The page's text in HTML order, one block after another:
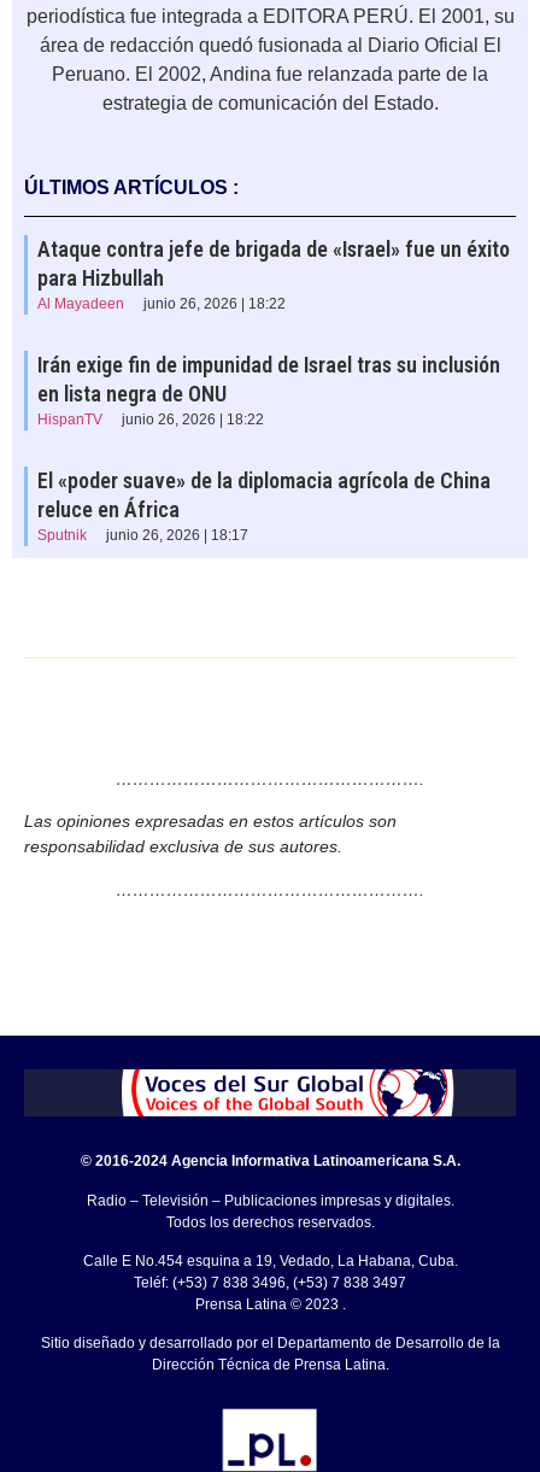
periodística fue integrada a EDITORA PERÚ. El 2001, su
área de redacción quedó fusionada al Diario Oficial El
Peruano. El 2002, Andina fue relanzada parte de la
estrategia de comunicación del Estado.
ÚLTIMOS ARTÍCULOS :
Ataque contra jefe de brigada de «Israel» fue un éxito
para Hizbullah
Al Mayadeen junio 26, 2026 | 18:22
Irán exige fin de impunidad de Israel tras su inclusión
en lista negra de ONU
HispanTV junio 26, 2026 | 18:22
El «poder suave» de la diplomacia agrícola de China
reluce en África
Sputnik junio 26, 2026 | 18:17
……………………………………………….
Las opiniones expresadas en estos artículos son
responsabilidad exclusiva de sus autores.
……………………………………………….
© 2016-2024 Agencia Informativa Latinoamericana S.A.
Radio – Televisión – Publicaciones impresas y digitales.
Todos los derechos reservados.
Calle E No.454 esquina a 19, Vedado, La Habana, Cuba.
Teléf: (+53) 7 838 3496, (+53) 7 838 3497
Prensa Latina © 2023 .
Sitio diseñado y desarrollado por el Departamento de Desarrollo de la
Dirección Técnica de Prensa Latina.